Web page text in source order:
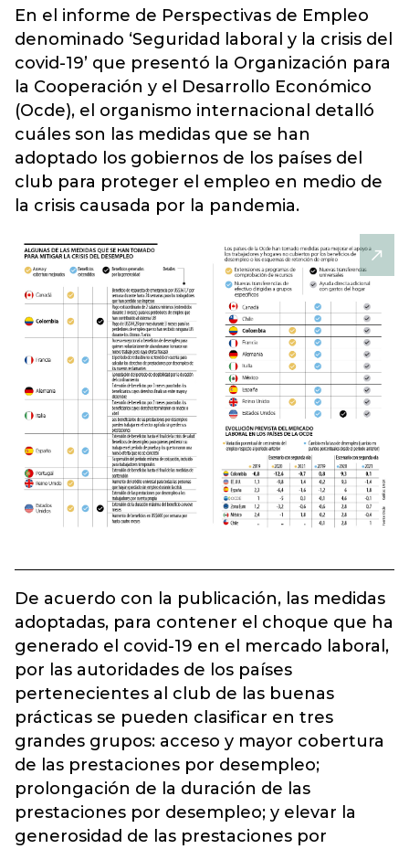
En el informe de Perspectivas de Empleo
denominado ‘Seguridad laboral y la crisis del
covid-19’ que presentó la Organización para
la Cooperación y el Desarrollo Económico
(Ocde), el organismo internacional detalló
cuáles son las medidas que se han
adoptado los gobiernos de los países del
club para proteger el empleo en medio de
la crisis causada por la pandemia.
De acuerdo con la publicación, las medidas
adoptadas, para contener el choque que ha
generado el covid-19 en el mercado laboral,
por las autoridades de los países
pertenecientes al club de las buenas
prácticas se pueden clasificar en tres
grandes grupos: acceso y mayor cobertura
de las prestaciones por desempleo;
prolongación de la duración de las
prestaciones por desempleo; y elevar la
generosidad de las prestaciones por